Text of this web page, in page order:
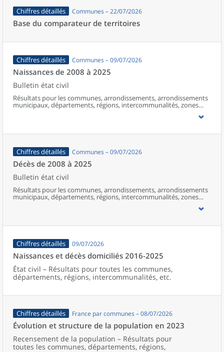
Chiffres détaillés Communes – 22/07/2026
Base du comparateur de territoires
Chiffres détaillés Communes – 09/07/2026
Naissances de 2008 à 2025
Bulletin état civil
Résultats pour les communes, arrondissements, arrondissements
municipaux, départements, régions, intercommunalités, zones
d’emploi, bassins de vie, unités urbaines et aires d’attraction des
Chiffres détaillés Communes – 09/07/2026
Décès de 2008 à 2025
Bulletin état civil
Résultats pour les communes, arrondissements, arrondissements
municipaux, départements, régions, intercommunalités, zones
d’emploi, bassins de vie, unités urbaines et aires d’attraction des
Chiffres détaillés 09/07/2026
Naissances et décès domiciliés 2016-2025
État civil – Résultats pour toutes les communes,
départements, régions, intercommunalités, etc.
Chiffres détaillés France par communes – 08/07/2026
Évolution et structure de la population en 2023
Recensement de la population – Résultats pour
toutes les communes, départements, régions,